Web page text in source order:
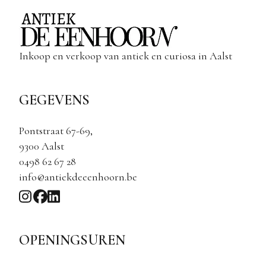
Inkoop en verkoop van antiek en curiosa in Aalst
GEGEVENS
Pontstraat 67-69,
9300 Aalst
0498 62 67 28
info@antiekdeeenhoorn.be
OPENINGSUREN